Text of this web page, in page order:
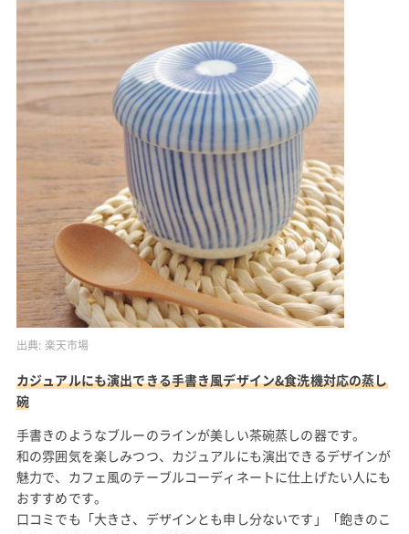
出典: 楽天市場
カジュアルにも演出できる手書き風デザイン&食洗機対応の蒸し
碗
手書きのようなブルーのラインが美しい茶碗蒸しの器です。
和の雰囲気を楽しみつつ、カジュアルにも演出できるデザインが
魅力で、カフェ風のテーブルコーディネートに仕上げたい人にも
おすすめです。
口コミでも「大きさ、デザインとも申し分ないです」「飽きのこ